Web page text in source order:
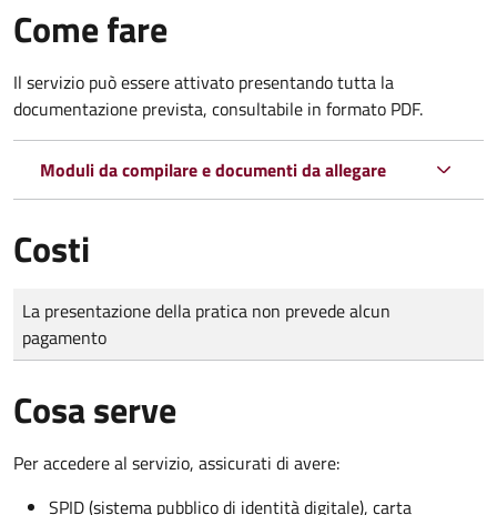
Come fare
Il servizio può essere attivato presentando tutta la
documentazione prevista, consultabile in formato PDF.
Moduli da compilare e documenti da allegare
Costi
Tipo di pagamento
Importo
La presentazione della pratica non prevede alcun
pagamento
Cosa serve
Per accedere al servizio, assicurati di avere:
SPID (sistema pubblico di identità digitale), carta